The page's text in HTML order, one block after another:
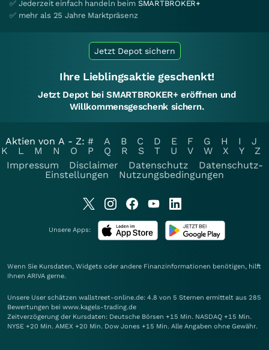
✅ Jederzeit einfach handeln beim SMARTBROKER+
✅ mehr als 25 Jahre Marktpräsenz
Jetzt Depot sichern
Ihre Lieblingsaktie geschenkt!
Jetzt Depot bei SMARTBROKER+ eröffnen und
Willkommensgeschenk sichern.
Aktien von A - Z: # A B C D E F G H I
J
K
L M N O P Q R S T U V W X Y
Z
Impressum
Disclaimer Datenschutz
Datenschutz-
Einstellungen
Nutzungsbedingungen
Unsere Apps:
Wenn Sie Kursdaten, Widgets oder andere Finanzinformationen benötigen, hilft
Ihnen ARIVA gerne.
Unsere User schätzen wallstreet-online.de: 4.8 von 5 Sternen ermittelt aus 285
Bewertungen bei www.kagels-trading.de
Zeitverzögerung der Kursdaten: Deutsche Börsen +15 Min. NASDAQ +15 Min.
NYSE +20 Min. AMEX +20 Min. Dow Jones +15 Min. Alle Angaben ohne Gewähr.